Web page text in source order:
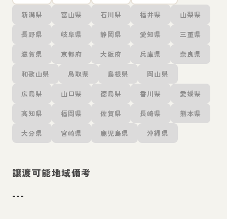
新潟県 富山県 石川県 福井県 山梨県
長野県 岐阜県 静岡県 愛知県 三重県
滋賀県 京都府 大阪府 兵庫県 奈良県
和歌山県 鳥取県 島根県 岡山県
広島県 山口県 徳島県 香川県 愛媛県
高知県 福岡県 佐賀県 長崎県 熊本県
大分県 宮崎県 鹿児島県 沖縄県
譲渡可能地域備考
---